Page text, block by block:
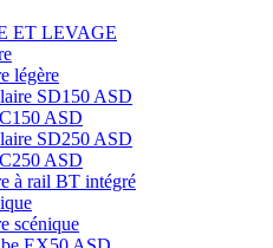
ET LEVAGE
légère
SD150 ASD
ASD
SD250 ASD
ASD
à rail BT intégré
scénique